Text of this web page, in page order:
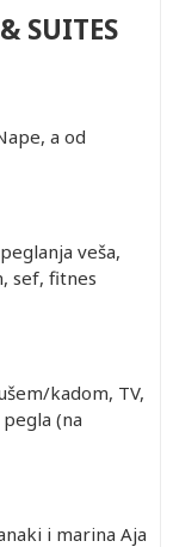
SUITES
a od
veša,
sef, fitnes
kadom, TV,
(na
i marina Aja